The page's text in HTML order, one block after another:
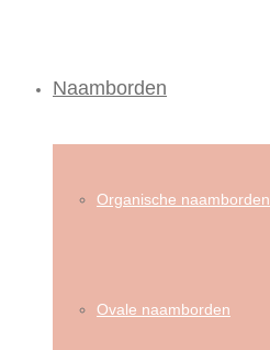
Naamborden
Organische naamborden
Ovale naamborden